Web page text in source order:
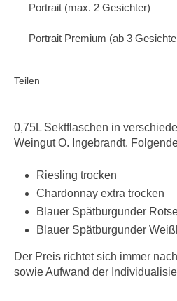
Portrait (max. 2 Gesichter)
Portrait Premium (ab 3
Teilen
0,75L Sektflaschen in
Weingut O. Ingebrandt.
Riesling trocken
Chardonnay extra trocken
Blauer Spätburgunder
Blauer Spätburgunder
Der Preis richtet sich immer
sowie Aufwand der